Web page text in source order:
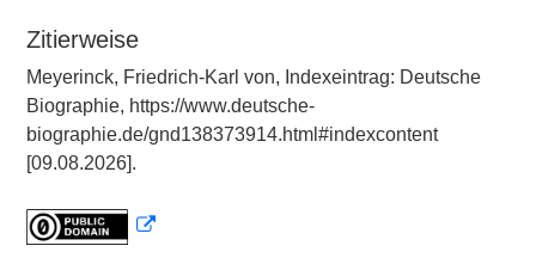
Zitierweise
Meyerinck, Friedrich-Karl von, Indexeintrag: Deutsche
Biographie, https://www.deutsche-
biographie.de/gnd138373914.html#indexcontent
[09.08.2026].